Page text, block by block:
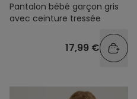
Pantalon bébé garçon gris
avec ceinture tressée
17,99 €